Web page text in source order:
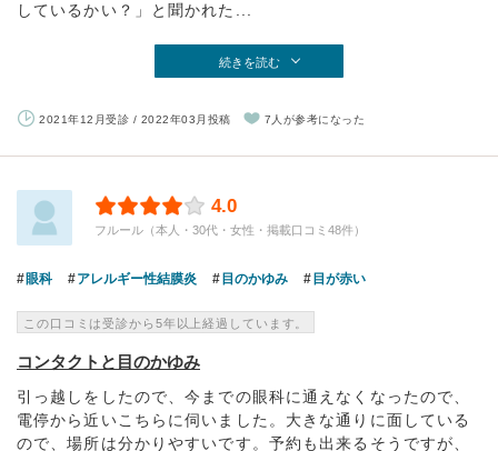
しているかい？」と聞かれた...
続きを読む
2021年12月受診 / 2022年03月投稿 7人が参考になった
4.0
フルール（本人・30代・女性・掲載口コミ48件）
眼科 アレルギー性結膜炎 目のかゆみ 目が赤い
この口コミは受診から5年以上経過しています。
コンタクトと目のかゆみ
引っ越しをしたので、今までの眼科に通えなくなったので、
電停から近いこちらに伺いました。大きな通りに面している
ので、場所は分かりやすいです。予約も出来るそうですが、